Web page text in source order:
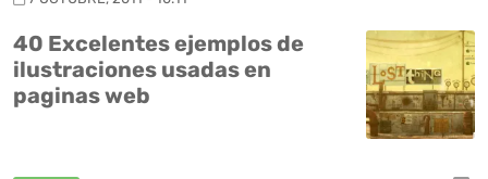
40 Excelentes ejemplos de
ilustraciones usadas en
paginas web